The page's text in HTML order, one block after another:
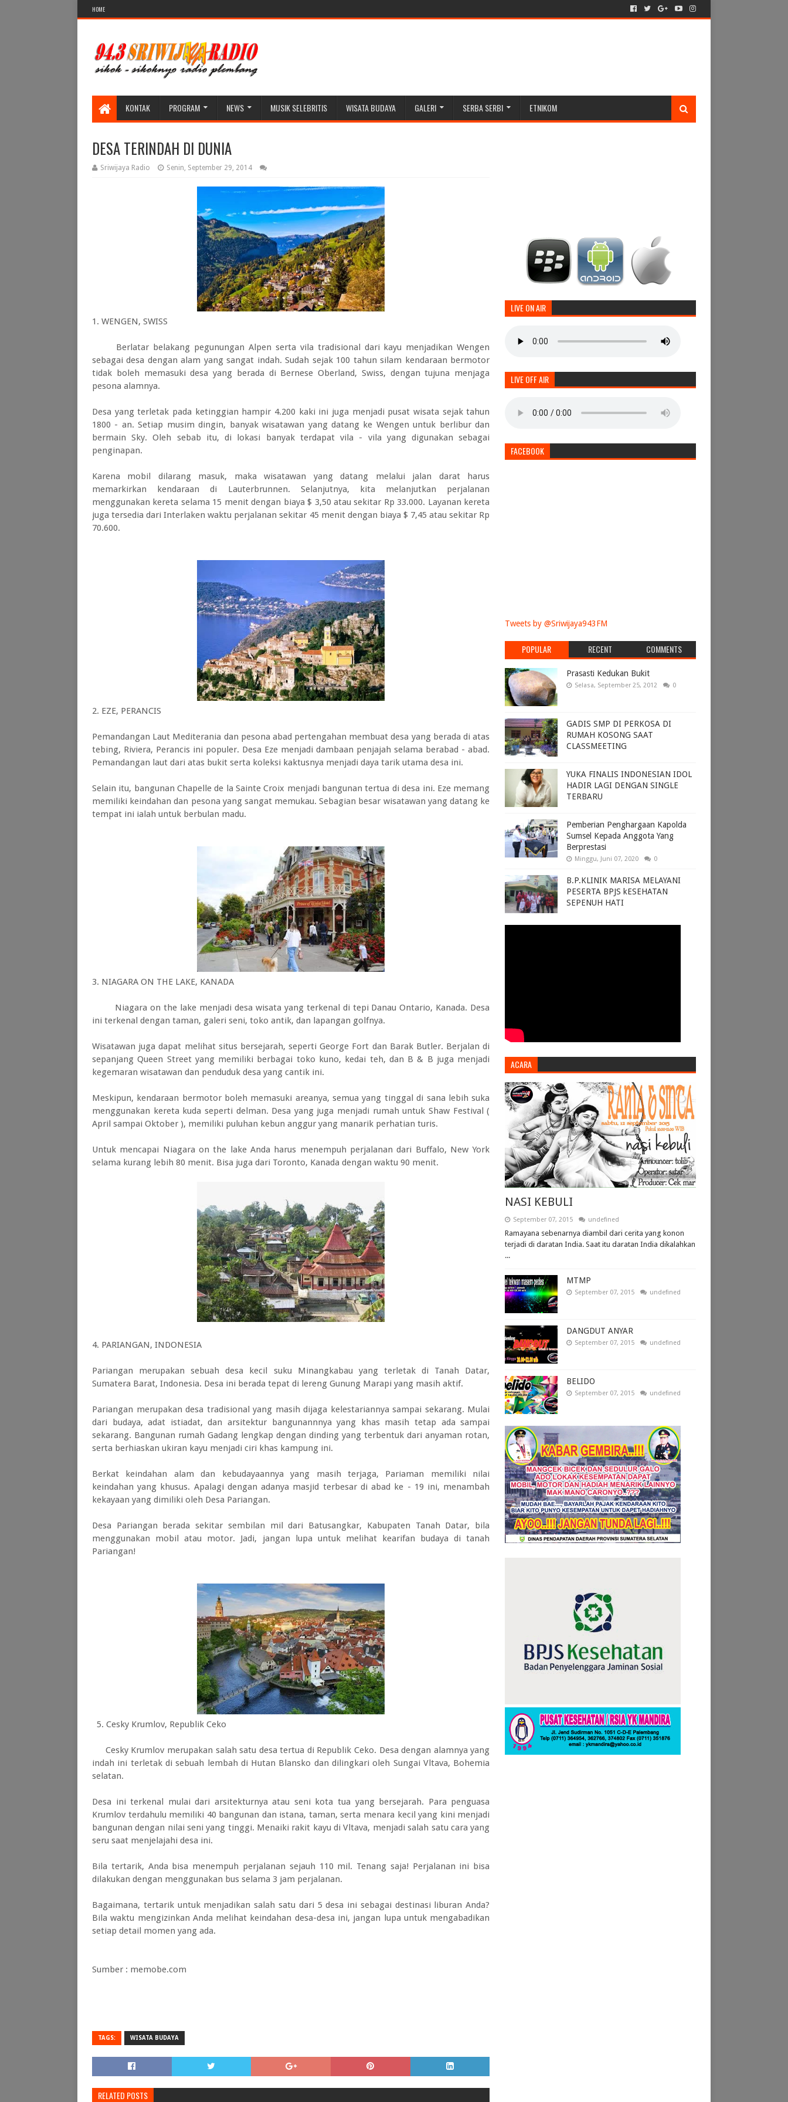
HOME
KONTAK PROGRAM NEWS MUSIK SELEBRITIS WISATA BUDAYA GALERI SERBA SERBI ETNIKOM
DESA TERINDAH DI DUNIA
Sriwijaya Radio Senin, September 29, 2014
1. WENGEN, SWISS
Berlatar belakang pegunungan Alpen serta vila tradisional dari kayu menjadikan Wengen
sebagai desa dengan alam yang sangat indah. Sudah sejak 100 tahun silam kendaraan bermotor
tidak boleh memasuki desa yang berada di Bernese Oberland, Swiss, dengan tujuna menjaga
pesona alamnya.
Desa yang terletak pada ketinggian hampir 4.200 kaki ini juga menjadi pusat wisata sejak tahun
1800 - an.Setiap musim dingin, banyak wisatawan yang datang ke Wengen untuk berlibur dan
bermain Sky. Oleh sebab itu, di lokasi banyak terdapat vila - vila yang digunakan sebagai
penginapan.
Karena mobil dilarang masuk, maka wisatawan yang datang melalui jalan darat harus
memarkirkan kendaraan di Lauterbrunnen. Selanjutnya, kita melanjutkan perjalanan
menggunakan kereta selama 15 menit dengan biaya $ 3,50 atau sekitar Rp 33.000. Layanan kereta
juga tersedia dari Interlaken waktu perjalanan sekitar 45 menit dengan biaya $ 7,45 atau sekitar Rp
70.600.
2. EZE, PERANCIS
Pemandangan Laut Mediterania dan pesona abad pertengahan membuat desa yang berada di atas
tebing, Riviera, Perancis ini populer. Desa Eze menjadi dambaan penjajah selama berabad - abad.
Pemandangan laut dari atas bukit serta koleksi kaktusnya menjadi daya tarik utama desa ini.
Selain itu, bangunan Chapelle de la Sainte Croix menjadi bangunan tertua di desa ini. Eze memang
memiliki keindahan dan pesona yang sangat memukau. Sebagian besar wisatawan yang datang ke
tempat ini ialah untuk berbulan madu.
3. NIAGARA ON THE LAKE, KANADA
Niagara on the lake menjadi desa wisata yang terkenal di tepi Danau Ontario, Kanada. Desa
ini terkenal dengan taman, galeri seni, toko antik, dan lapangan golfnya.
Wisatawan juga dapat melihat situs bersejarah, seperti George Fort dan Barak Butler. Berjalan di
sepanjang Queen Street yang memiliki berbagai toko kuno, kedai teh, dan B & B juga menjadi
kegemaran wisatawan dan penduduk desa yang cantik ini.
Meskipun, kendaraan bermotor boleh memasuki areanya, semua yang tinggal di sana lebih suka
menggunakan kereta kuda seperti delman. Desa yang juga menjadi rumah untuk Shaw Festival (
April sampai Oktober ), memiliki puluhan kebun anggur yang manarik perhatian turis.
Untuk mencapai Niagara on the lake Anda harus menempuh perjalanan dari Buffalo, New York
selama kurang lebih 80 menit. Bisa juga dari Toronto, Kanada dengan waktu 90 menit.
4. PARIANGAN, INDONESIA
Pariangan merupakan sebuah desa kecil suku Minangkabau yang terletak di Tanah Datar,
Sumatera Barat, Indonesia. Desa ini berada tepat di lereng Gunung Marapi yang masih aktif.
Pariangan merupakan desa tradisional yang masih dijaga kelestariannya sampai sekarang. Mulai
dari budaya, adat istiadat, dan arsitektur bangunannnya yang khas masih tetap ada sampai
sekarang. Bangunan rumah Gadang lengkap dengan dinding yang terbentuk dari anyaman rotan,
serta berhiaskan ukiran kayu menjadi ciri khas kampung ini.
Berkat keindahan alam dan kebudayaannya yang masih terjaga, Pariaman memiliki nilai
keindahan yang khusus. Apalagi dengan adanya masjid terbesar di abad ke - 19 ini, menambah
kekayaan yang dimiliki oleh Desa Pariangan.
Desa Pariangan berada sekitar sembilan mil dari Batusangkar, Kabupaten Tanah Datar, bila
menggunakan mobil atau motor. Jadi, jangan lupa untuk melihat kearifan budaya di tanah
Pariangan!
5. Cesky Krumlov, Republik Ceko
Cesky Krumlov merupakan salah satu desa tertua di Republik Ceko. Desa dengan alamnya yang
indah ini terletak di sebuah lembah di Hutan Blansko dan dilingkari oleh Sungai Vltava, Bohemia
selatan.
Desa ini terkenal mulai dari arsitekturnya atau seni kota tua yang bersejarah. Para penguasa
Krumlov terdahulu memiliki 40 bangunan dan istana, taman, serta menara kecil yang kini menjadi
bangunan dengan nilai seni yang tinggi. Menaiki rakit kayu di Vltava, menjadi salah satu cara yang
seru saat menjelajahi desa ini.
Bila tertarik, Anda bisa menempuh perjalanan sejauh 110 mil. Tenang saja! Perjalanan ini bisa
dilakukan dengan menggunakan bus selama 3 jam perjalanan.
Bagaimana, tertarik untuk menjadikan salah satu dari 5 desa ini sebagai destinasi liburan Anda?
Bila waktu mengizinkan Anda melihat keindahan desa-desa ini, jangan lupa untuk mengabadikan
setiap detail momen yang ada.
Sumber : memobe.com
TAGS: WISATA BUDAYA
RELATED POSTS
LIVE ON AIR
LIVE OFF AIR
FACEBOOK
Tweets by @Sriwijaya943FM
POPULAR RECENT COMMENTS
Prasasti Kedukan Bukit
Selasa, September 25, 2012 0
GADIS SMP DI PERKOSA DI
RUMAH KOSONG SAAT
CLASSMEETING
YUKA FINALIS INDONESIAN IDOL
HADIR LAGI DENGAN SINGLE
TERBARU
Pemberian Penghargaan Kapolda
Sumsel Kepada Anggota Yang
Berprestasi
Minggu, Juni 07, 2020 0
B.P.KLINIK MARISA MELAYANI
PESERTA BPJS kESEHATAN
SEPENUH HATI
ACARA
NASI KEBULI
September 07, 2015 undefined
Ramayana sebenarnya diambil dari cerita yang konon
terjadi di daratan India. Saat itu daratan India dikalahkan
...
MTMP
September 07, 2015 undefined
DANGDUT ANYAR
September 07, 2015 undefined
BELIDO
September 07, 2015 undefined